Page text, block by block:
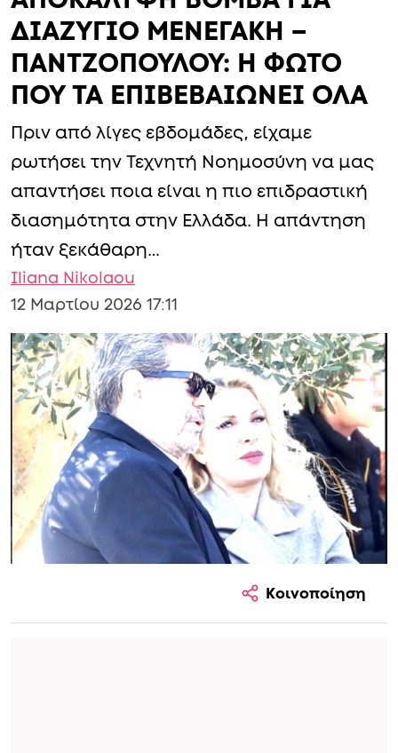
Lifestyle Ελλάδα
ΑΠΟΚΑΛΥΨΗ ΒΟΜΒΑ ΓΙΑ
ΔΙΑΖΥΓΙΟ ΜΕΝΕΓΑΚΗ –
ΠΑΝΤΖΟΠΟΥΛΟΥ: Η ΦΩΤΟ
ΠΟΥ ΤΑ ΕΠΙΒΕΒΑΙΩΝΕΙ ΟΛΑ
Πριν από λίγες εβδομάδες, είχαμε
ρωτήσει την Τεχνητή Νοημοσύνη να μας
απαντήσει ποια είναι η πιο επιδραστική
διασημότητα στην Ελλάδα. Η απάντηση
ήταν ξεκάθαρη…
Iliana Nikolaou
12 Μαρτίου 2026 17:11